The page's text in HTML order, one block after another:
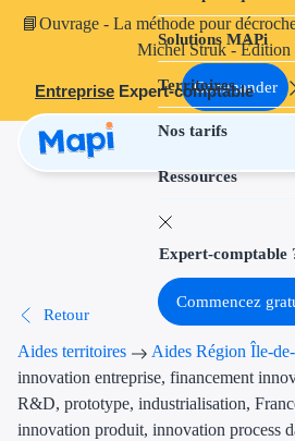
📘Ouvrage - La méthode pour
Michel Struk - Édition
Commander
Entreprise Expert-comptable
Solutions MAPi
Territoires
Nos tarifs
Ressources
Expert-comptable
Commencez
Retour
Aides territoires Aides Région Île-
innovation entreprise, financement
R&D, prototype, industrialisation,
innovation produit, innovation process